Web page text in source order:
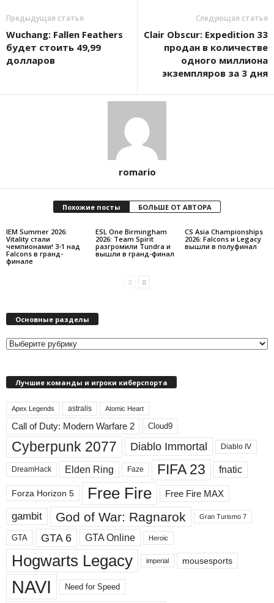
Предыдущая статья
Wuchang: Fallen Feathers
будет стоить 49,99
долларов
Следующая статья
Clair Obscur: Expedition 33
продан в количестве
одного миллиона
экземпляров за 3 дня
romario
Похожие посты БОЛЬШЕ ОТ АВТОРА
IEM Summer 2026:
Vitality стали
чемпионами! 3-1 над
Falcons в гранд-
финале
ESL One Birmingham
2026: Team Spirit
разгромили Tundra и
вышли в гранд-финал
CS Asia Championships
2026: Falcons и Legacy
вышли в полуфинал
Основные разделы
О
е
а
д
е
ы
Лучшие команды и игроки киберспорта
Apex Legends astralis Atomic Heart
Call of Duty: Modern Warfare 2 Cloud9
Cyberpunk 2077 Diablo Immortal Diablo IV
DreamHack Elden Ring Faze FIFA 23 fnatic
Forza Horizon 5 Free Fire Free Fire MAX
gambit God of War: Ragnarok Gran Turismo 7
GTA GTA 6 GTA Online Heroic
Hogwarts Legacy imperial mousesports
NAVI Need for Speed